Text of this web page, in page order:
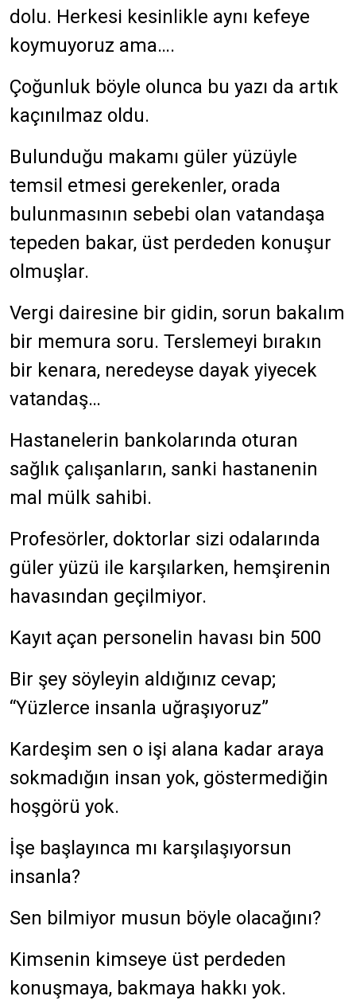
dolu. Herkesi kesinlikle aynı kefeye
koymuyoruz ama….
Çoğunluk böyle olunca bu yazı da artık
kaçınılmaz oldu.
Bulunduğu makamı güler yüzüyle
temsil etmesi gerekenler, orada
bulunmasının sebebi olan vatandaşa
tepeden bakar, üst perdeden konuşur
olmuşlar.
Vergi dairesine bir gidin, sorun bakalım
bir memura soru. Terslemeyi bırakın
bir kenara, neredeyse dayak yiyecek
vatandaş…
Hastanelerin bankolarında oturan
sağlık çalışanların, sanki hastanenin
mal mülk sahibi.
Profesörler, doktorlar sizi odalarında
güler yüzü ile karşılarken, hemşirenin
havasından geçilmiyor.
Kayıt açan personelin havası bin 500
Bir şey söyleyin aldığınız cevap;
“Yüzlerce insanla uğraşıyoruz”
Kardeşim sen o işi alana kadar araya
sokmadığın insan yok, göstermediğin
hoşgörü yok.
İşe başlayınca mı karşılaşıyorsun
insanla?
Sen bilmiyor musun böyle olacağını?
Kimsenin kimseye üst perdeden
konuşmaya, bakmaya hakkı yok.